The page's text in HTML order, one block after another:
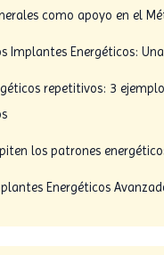
como apoyo en el
Implantes Energéticos:
repetitivos: 3
los patrones
Energéticos